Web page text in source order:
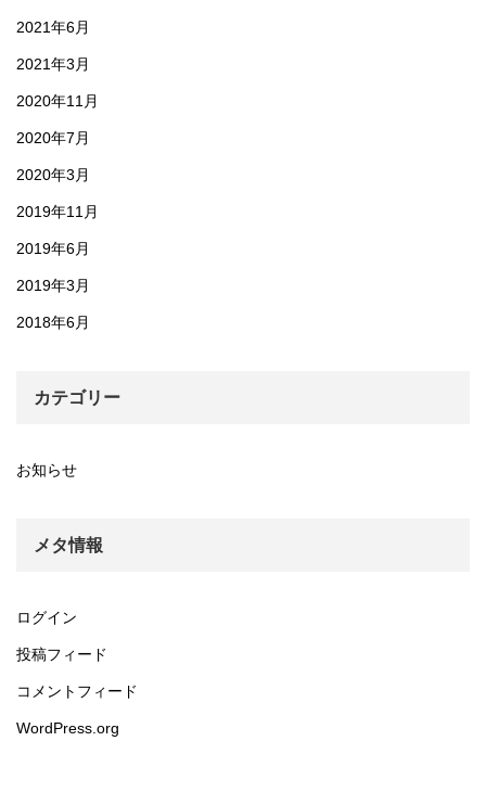
2021年6月
2021年3月
2020年11月
2020年7月
2020年3月
2019年11月
2019年6月
2019年3月
2018年6月
カテゴリー
お知らせ
メタ情報
ログイン
投稿フィード
コメントフィード
WordPress.org